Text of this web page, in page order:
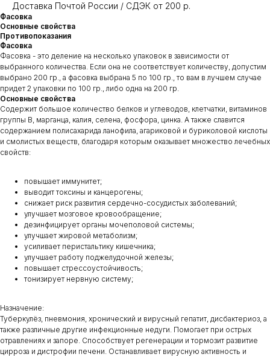
Доставка Почтой России / СДЭК от 200 р.
Фасовка
Основные свойства
Противопоказания
Фасовка
Фасовка - это деление на несколько упаковок в зависимости от
выбранного количества. Если она не соответствует количеству, допустим
выбрано 200 гр., а фасовка выбрана 5 по 100 гр., то вам в лучшем случае
придет 2 упаковки по 100 гр., либо одна на 200 гр.
Основные свойства
Содержит большое количество белков и углеводов, клетчатки, витаминов
группы В, марганца, калия, селена, фосфора, цинка. А также славится
содержанием полисахарида ланофила, агариковой и буриколовой кислоты
и смолистых веществ, благодаря которым оказывает множество лечебных
свойств:
повышает иммунитет;
выводит токсины и канцерогены;
снижает риск развития сердечно-сосудистых заболеваний;
улучшает мозговое кровообращение;
дезинфицирует органы мочеполовой системы;
улучшает жировой метаболизм;
усиливает перистальтику кишечника;
улучшает работу поджелудочной железы;
повышает стрессоустойчивость;
тонизирует нервную систему;
Назначение:
Туберкулёз, пневмония, хронический и вирусный гепатит, дисбактериоз, а
также различные другие инфекционные недуги. Помогает при острых
отравлениях и запоре. Способствует регенерации и тормозит развитие
цирроза и дистрофии печени. Останавливает вирусную активность и